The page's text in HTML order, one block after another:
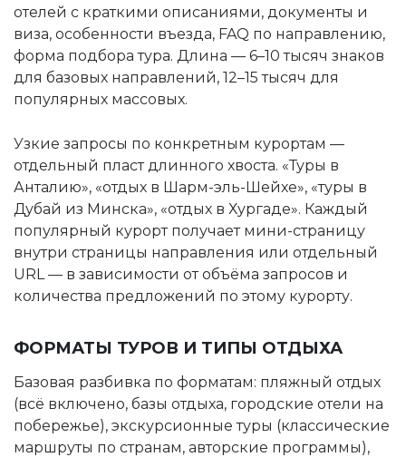
отелей с краткими описаниями, документы и
виза, особенности въезда, FAQ по направлению,
форма подбора тура. Длина — 6–10 тысяч знаков
для базовых направлений, 12–15 тысяч для
популярных массовых.
Узкие запросы по конкретным курортам —
отдельный пласт длинного хвоста. «Туры в
Анталию», «отдых в Шарм-эль-Шейхе», «туры в
Дубай из Минска», «отдых в Хургаде». Каждый
популярный курорт получает мини-страницу
внутри страницы направления или отдельный
URL — в зависимости от объёма запросов и
количества предложений по этому курорту.
ФОРМАТЫ ТУРОВ И ТИПЫ ОТДЫХА
Базовая разбивка по форматам: пляжный отдых
(всё включено, базы отдыха, городские отели на
побережье), экскурсионные туры (классические
маршруты по странам, авторские программы),